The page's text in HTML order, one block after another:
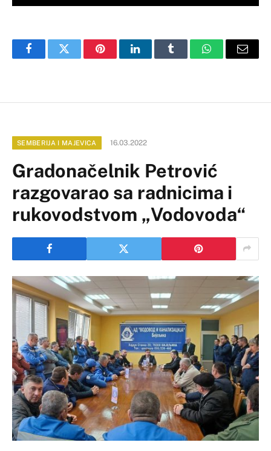
FacebookTwitter PinterestLinkedInTumblr WhatsAppEmail
SEMBERIJA I MAJEVICA 16.03.2022
Gradonačelnik Petrović
razgovarao sa radnicima i
rukovodstvom „Vodovoda“